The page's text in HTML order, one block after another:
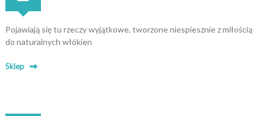
Pojawiają się tu rzeczy wyjątkowe, tworzone niespiesznie z miłością
do naturalnych włókien
Sklep